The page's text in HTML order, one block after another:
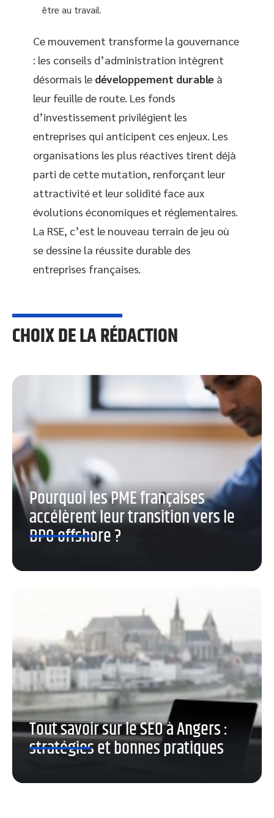
être au travail.
Ce mouvement transforme la gouvernance
: les conseils d’administration intègrent
désormais le développement durable à
leur feuille de route. Les fonds
d’investissement privilégient les
entreprises qui anticipent ces enjeux. Les
organisations les plus réactives tirent déjà
parti de cette mutation, renforçant leur
attractivité et leur solidité face aux
évolutions économiques et réglementaires.
La RSE, c’est le nouveau terrain de jeu où
se dessine la réussite durable des
entreprises françaises.
CHOIX DE LA RÉDACTION
Pourquoi les PME françaises
accélèrent leur transition vers le
BPO offshore ?
Tout savoir sur le SEO à Angers :
stratégies et bonnes pratiques